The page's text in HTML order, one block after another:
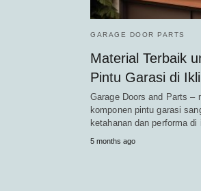
GARAGE DOOR PARTS
Material Terbaik
Pintu Garasi di
Garage Doors and Parts –
komponen pintu garasi
ketahanan dan performa
5 months ago